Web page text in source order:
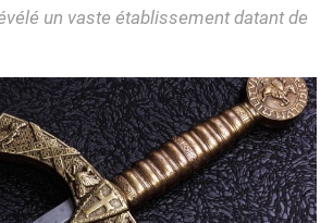
un vaste établissement datant de